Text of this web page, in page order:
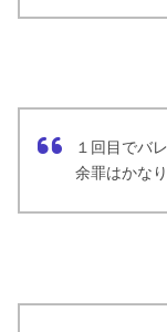
１回目でバ
余罪はかな